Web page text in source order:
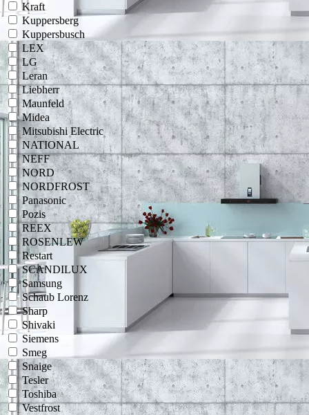
Kraft
Kuppersberg
Kuppersbusch
LEX
LG
Leran
Liebherr
Maunfeld
Midea
Mitsubishi Electric
NATIONAL
NEFF
NORD
NORDFROST
Panasonic
Pozis
REEX
ROSENLEW
Restart
SCANDILUX
Samsung
Schaub Lorenz
Sharp
Shivaki
Siemens
Smeg
Snaige
Tesler
Toshiba
Vestfrost